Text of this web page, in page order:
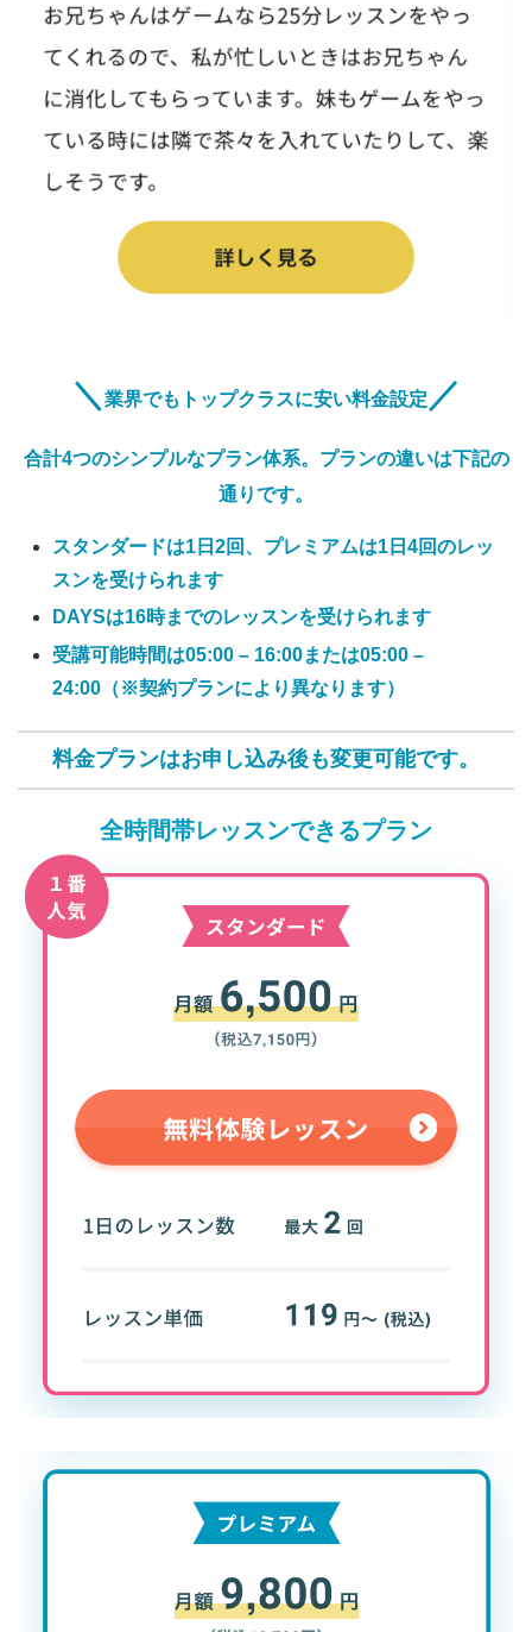
＼ 業界でもトップクラスに安い料金設定 ／
合計4つのシンプルなプラン体系。プランの違いは下記の
通りです。
スタンダードは1日2回、プレミアムは1日4回のレッ
スンを受けられます
DAYSは16時までのレッスンを受けられます
受講可能時間は05:00 – 16:00または05:00 –
24:00（※契約プランにより異なります）
料金プランはお申し込み後も変更可能です。
全時間帯レッスンできるプラン